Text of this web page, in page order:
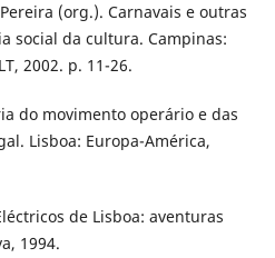
(org.). Carnavais e outras
social da cultura. Campinas:
2002. p. 11-26.
do movimento operário e das
Lisboa: Europa-América,
de Lisboa: aventuras
1994.